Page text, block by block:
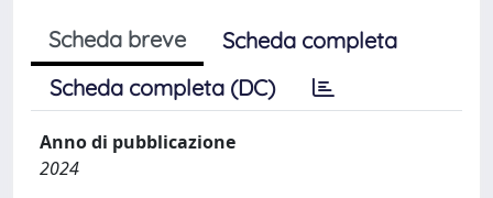
Scheda breve
Scheda completa
Scheda completa (DC)
Anno di pubblicazione
2024